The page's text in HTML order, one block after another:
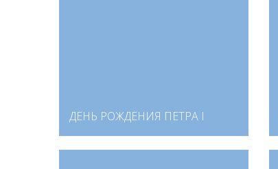
ДЕНЬ РОЖДЕНИЯ ПЕТРА I